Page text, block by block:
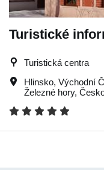
Turistické
Turistická centra
Hlinsko, Východní
Železné hory,